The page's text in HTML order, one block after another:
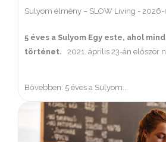
Sulyom élmény – SLOW Living - 2026-
5 éves a Sulyom Egy este, ahol
történet.
2021. április 23-án először
Bővebben: 5 éves a Sulyom...